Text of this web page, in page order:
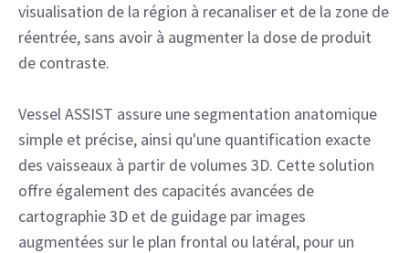
visualisation de la région à recanaliser et de la zone de
réentrée, sans avoir à augmenter la dose de produit
de contraste.
Vessel ASSIST assure une segmentation anatomique
simple et précise, ainsi qu'une quantification exacte
des vaisseaux à partir de volumes 3D. Cette solution
offre également des capacités avancées de
cartographie 3D et de guidage par images
augmentées sur le plan frontal ou latéral, pour un